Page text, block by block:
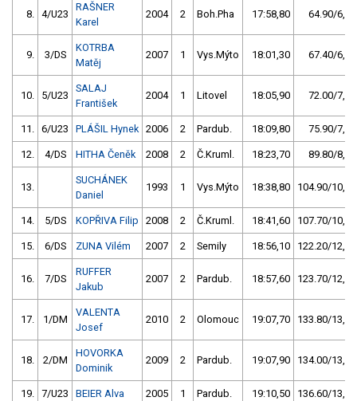
8. 4/U23
RAŠNER
Karel
2004 2 Boh.Pha 17:58,80 64.90/6,4
9. 3/DS
KOTRBA
Matěj
2007 1 Vys.Mýto 18:01,30 67.40/6,6
10. 5/U23
SALAJ
František
2004 1 Litovel 18:05,90 72.00/7,1
11. 6/U23 PLÁŠIL Hynek 2006 2 Pardub. 18:09,80 75.90/7,5
12. 4/DS HITHA Čeněk 2008 2 Č.Kruml. 18:23,70 89.80/8,9
13.
SUCHÁNEK
Daniel
1993 1 Vys.Mýto 18:38,80 104.90/10,3
14. 5/DS KOPŘIVA Filip 2008 2 Č.Kruml. 18:41,60 107.70/10,6
15. 6/DS ZUNA Vilém 2007 2 Semily 18:56,10 122.20/12,1
16. 7/DS
RUFFER
Jakub
2007 2 Pardub. 18:57,60 123.70/12,2
17. 1/DM
VALENTA
Josef
2010 2 Olomouc 19:07,70 133.80/13,2
18. 2/DM
HOVORKA
Dominik
2009 2 Pardub. 19:07,90 134.00/13,2
19. 7/U23 BEIER Alva 2005 1 Pardub. 19:10,50 136.60/13,5